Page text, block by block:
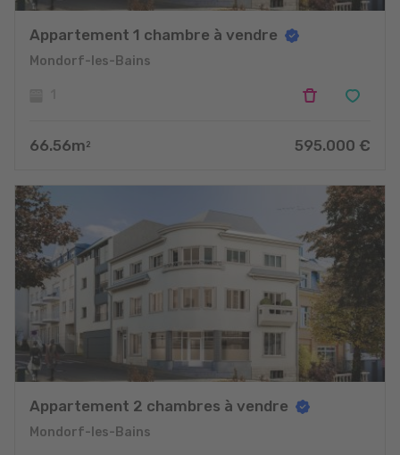
Appartement 1 chambre à vendre
Mondorf-les-Bains
66.56m 2 595.000 €
Appartement 2 chambres à vendre
Mondorf-les-Bains